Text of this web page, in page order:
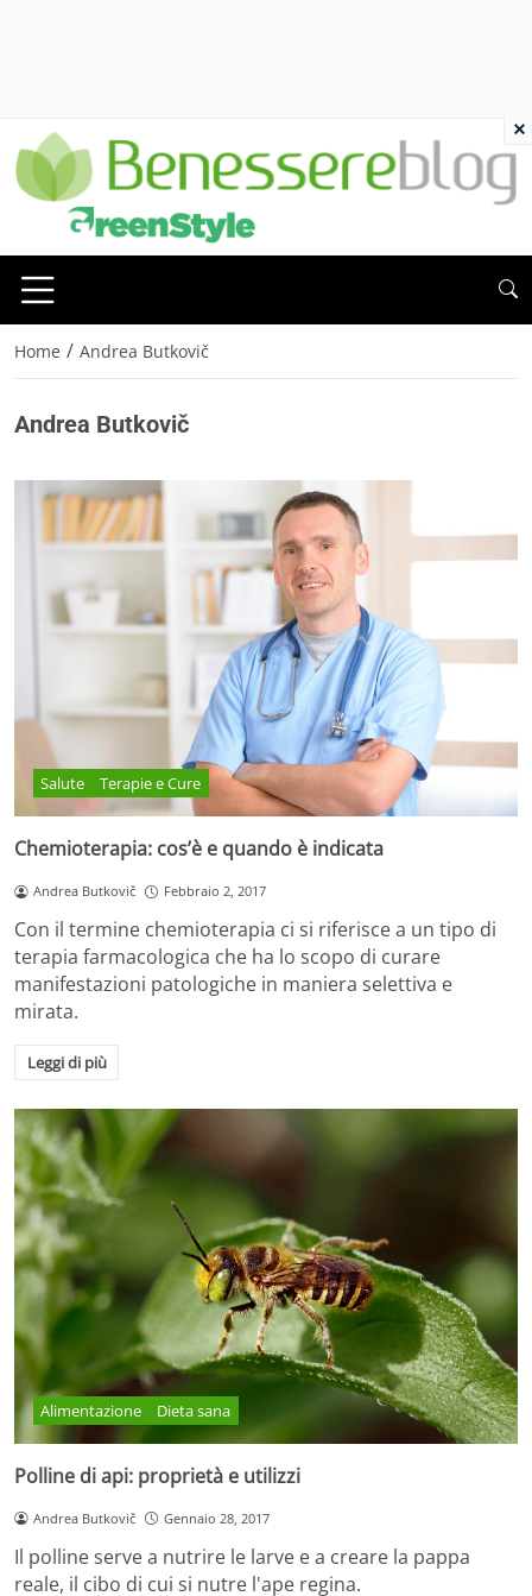
Home / Andrea Butkovič
Andrea Butkovič
Salute Terapie e Cure
Chemioterapia: cos’è e quando è indicata
Andrea Butkovič Febbraio 2, 2017
Con il termine chemioterapia ci si riferisce a un tipo di
terapia farmacologica che ha lo scopo di curare
manifestazioni patologiche in maniera selettiva e
mirata.
Leggi di più
Alimentazione Dieta sana
Polline di api: proprietà e utilizzi
Andrea Butkovič Gennaio 28, 2017
Il polline serve a nutrire le larve e a creare la pappa
reale, il cibo di cui si nutre l'ape regina.
×